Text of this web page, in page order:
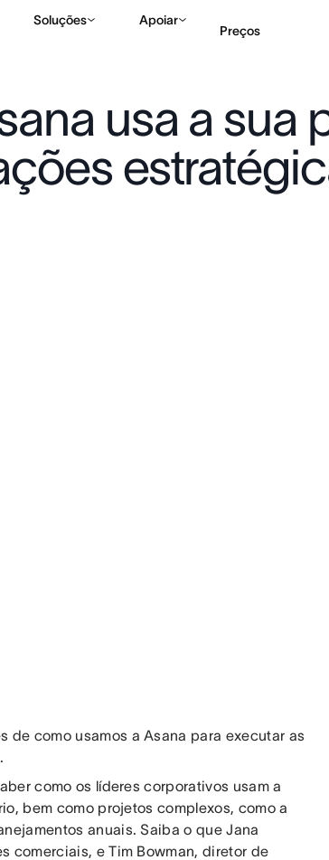
Soluções Apoiar
Preços
usa a sua
de como usamos a Asana para executar as
como os líderes corporativos usam a
bem como projetos complexos, como a
anuais. Saiba o que Jana
comerciais, e Tim Bowman, diretor de